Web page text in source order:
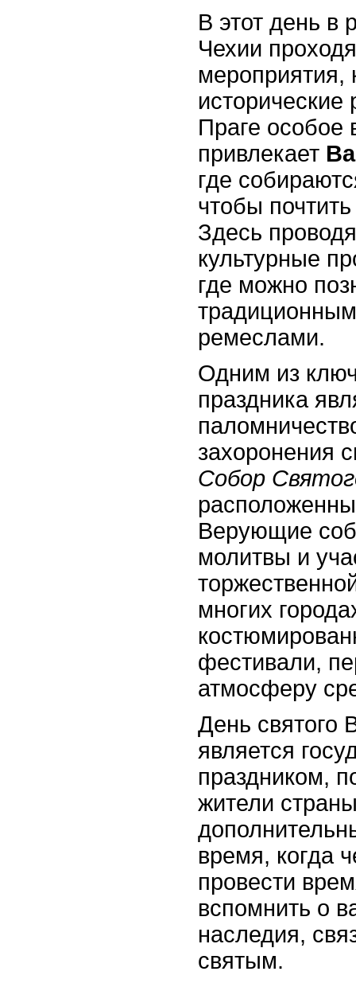
В этот день в
Чехии
мероприятия,
исторические
Праге особое
привлекает
где
чтобы
Здесь
культурные
где можно
ремеслами.
Одним из
праздника
захоронения
Собор
Верующие
молитвы и
многих
фестивали,
атмосферу
День святого
является
праздником,
жители
время, когда
провести
вспомнить о
наследия,
святым.